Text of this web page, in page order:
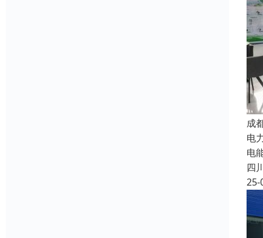
成
电
电
四
25-